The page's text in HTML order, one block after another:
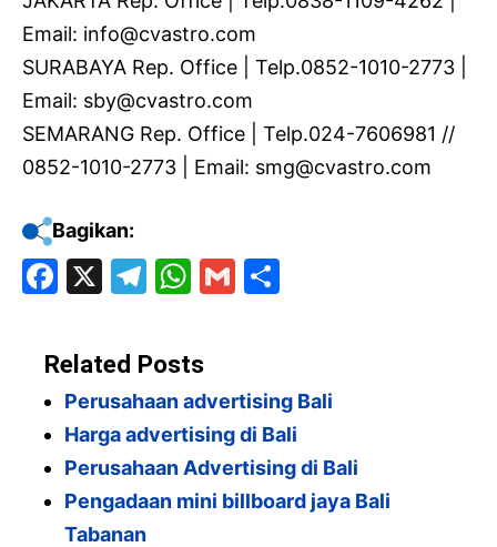
Email: info@cvastro.com
SURABAYA Rep. Office | Telp.0852-1010-2773 |
Email: sby@cvastro.com
SEMARANG Rep. Office | Telp.024-7606981 //
0852-1010-2773 | Email: smg@cvastro.com
Bagikan:
F
c
e
b
o
o
k
X
T
e
gr
a
m
W
s
A
p
p
G
l
e
Related Posts
Perusahaan advertising Bali
Harga advertising di Bali
Perusahaan Advertising di Bali
Pengadaan mini billboard jaya Bali
Tabanan